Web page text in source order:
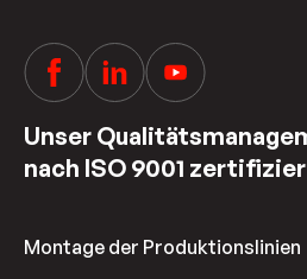
Unser
nach ISO 9001
Montage der Produktionslinien